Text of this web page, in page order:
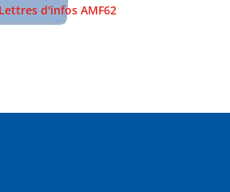
Lettres d'infos AMF62